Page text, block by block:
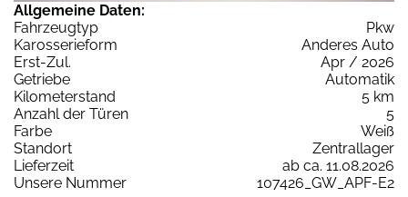
Allgemeine Daten:
Fahrzeugtyp
Pkw
Karosserieform
Anderes Auto
Erst-Zul.
Apr / 2026
Getriebe
Automatik
Kilometerstand
5 km
Anzahl der Türen
5
Farbe
Weiß
Standort
Zentrallager
Lieferzeit
ab ca. 11.08.2026
Unsere Nummer
107426_GW_APF-E2